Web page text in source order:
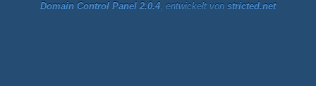
Domain Control Panel 2.0.4, entwickelt von stricted.net